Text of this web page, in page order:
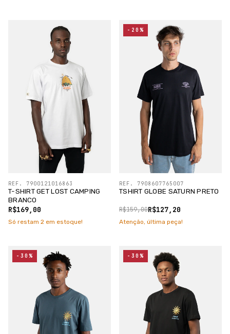
T-SHIRT GET LOST CAMPING
BRANCO
R$169,00
REF. 7900121016863
Só restam 2 em estoque!
TSHIRT GLOBE SATURN PRETO
R$127,20
R$159,00
REF. 7908607765007
-20%
Atenção, última peça!
-30% -30%